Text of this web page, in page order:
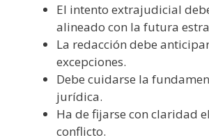
El intento extrajudicial
alineado con la futura
La redacción debe
excepciones.
Debe cuidarse la
jurídica.
Ha de fijarse con claridad
conflicto.